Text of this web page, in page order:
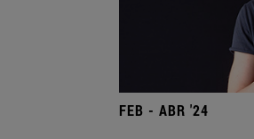
FEB - ABR '24